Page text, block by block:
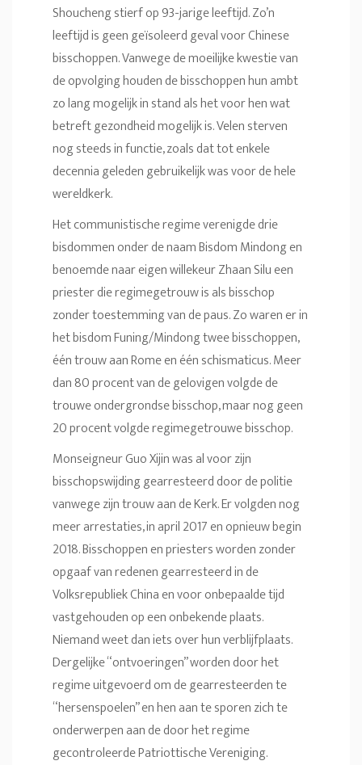
Shoucheng stierf op 93-jarige leeftijd. Zo’n
leeftijd is geen geïsoleerd geval voor Chinese
bisschoppen. Vanwege de moeilijke kwestie van
de opvolging houden de bisschoppen hun ambt
zo lang mogelijk in stand als het voor hen wat
betreft gezondheid mogelijk is. Velen sterven
nog steeds in functie, zoals dat tot enkele
decennia geleden gebruikelijk was voor de hele
wereldkerk.
Het communistische regime verenigde drie
bisdommen onder de naam Bisdom Mindong en
benoemde naar eigen willekeur Zhaan Silu een
priester die regimegetrouw is als bisschop
zonder toestemming van de paus. Zo waren er in
het bisdom Funing/Mindong twee bisschoppen,
één trouw aan Rome en één schismaticus. Meer
dan 80 procent van de gelovigen volgde de
trouwe ondergrondse bisschop, maar nog geen
20 procent volgde regimegetrouwe bisschop.
Monseigneur Guo Xijin was al voor zijn
bisschopswijding gearresteerd door de politie
vanwege zijn trouw aan de Kerk. Er volgden nog
meer arrestaties, in april 2017 en opnieuw begin
2018. Bisschoppen en priesters worden zonder
opgaaf van redenen gearresteerd in de
Volksrepubliek China en voor onbepaalde tijd
vastgehouden op een onbekende plaats.
Niemand weet dan iets over hun verblijfplaats.
Dergelijke “ontvoeringen” worden door het
regime uitgevoerd om de gearresteerden te
“hersenspoelen” en hen aan te sporen zich te
onderwerpen aan de door het regime
gecontroleerde Patriottische Vereniging.